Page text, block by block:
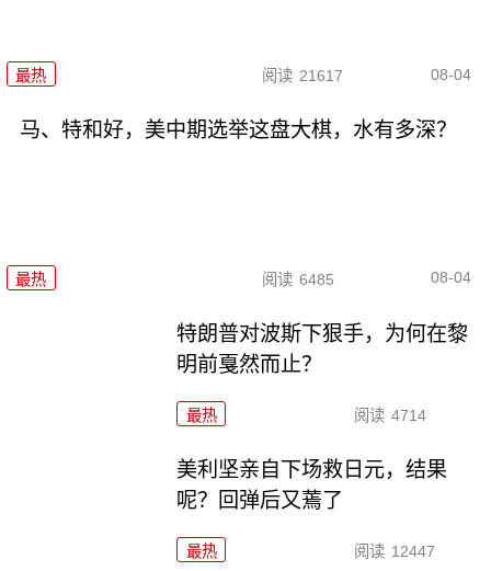
最热 阅读 21617 08-04
马、特和好，美中期选举这盘大棋，水有多深？
最热 阅读 6485 08-04
特朗普对波斯下狠手，为何在黎
明前戛然而止？
最热 阅读 4714
美利坚亲自下场救日元，结果
呢？回弹后又蔫了
最热 阅读 12447